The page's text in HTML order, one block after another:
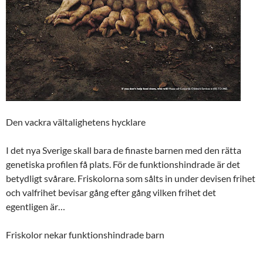
Den vackra vältalighetens hycklare
I det nya Sverige skall bara de finaste barnen med den rätta
genetiska profilen få plats. För de funktionshindrade är det
betydligt svårare. Friskolorna som sålts in under devisen frihet
och valfrihet bevisar gång efter gång vilken frihet det
egentligen är…
Friskolor nekar funktionshindrade barn